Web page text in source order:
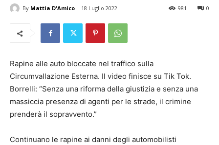
By Mattia D'Amico 18 Luglio 2022 0
981
Rapine alle auto bloccate nel traffico sulla
Circumvallazione Esterna. Il video finisce su Tik Tok.
Borrelli: “Senza una riforma della giustizia e senza una
massiccia presenza di agenti per le strade, il crimine
prenderà il sopravvento.”
Continuano le rapine ai danni degli automobilisti